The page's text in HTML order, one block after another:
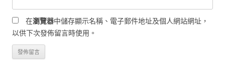
在瀏覽器中儲存顯示名稱、電子郵件地址及個人網站網址，
以供下次發佈留言時使用。